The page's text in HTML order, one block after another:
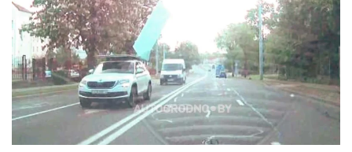
Peugeot. Читатель АвтоГродно поделился...